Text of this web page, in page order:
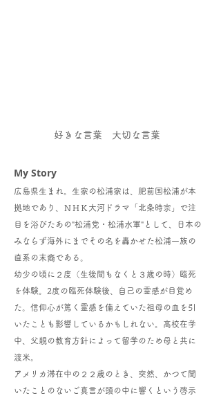
​好きな言葉 大切な言葉
My Story
広島県生まれ。生家の松浦家は、肥前国松浦が本
拠地であり、ＮＨＫ大河ドラマ「北条時宗」で注
目を浴びたあの"松浦党・松浦水軍"として、日本の
みならず海外にまでその名を轟かせた松浦一族の
直系の末裔である。
幼少の頃に２度（生後間もなくと３歳の時）臨死
を体験。2度の臨死体験後、自己の霊感が目覚め
た。信仰心が篤く霊感を備えていた祖母の血を引
いたことも影響しているかもしれない。高校在学
中、父親の教育方針によって留学のため母と共に
渡米。
アメリカ滞在中の２２歳のとき、突然、かつて聞
いたことのないご真言が頭の中に響くという啓示